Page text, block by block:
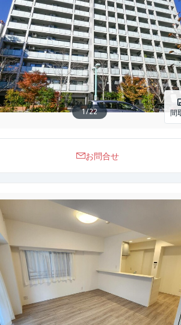
間
1/22
お問合せ